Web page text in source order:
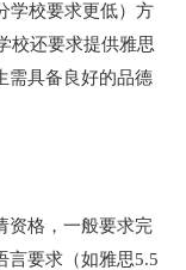
学校要求更低）方
校还要求提供雅思
需具备良好的品德
资格，一般要求完
言要求（如雅思5.5